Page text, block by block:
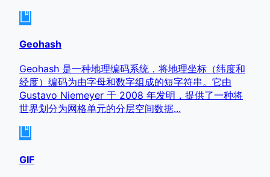
Geohash
Geohash 是一种地理编码系统，将地理坐标（纬度和
经度）编码为由字母和数字组成的短字符串。它由
Gustavo Niemeyer 于 2008 年发明，提供了一种将
世界划分为网格单元的分层空间数据...
GIF